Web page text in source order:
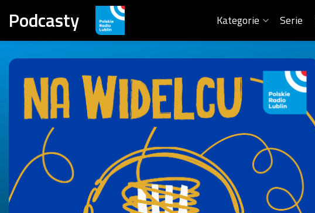
Podcasty Kategorie Serie